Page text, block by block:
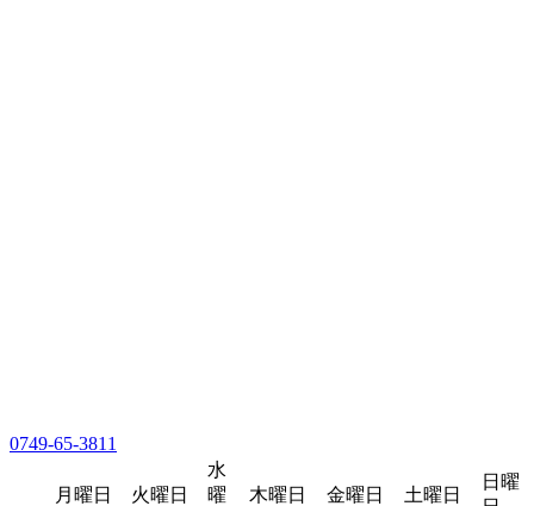
0749-65-3811
月曜日 火曜日
水
曜
木曜日 金曜日 土曜日
日曜